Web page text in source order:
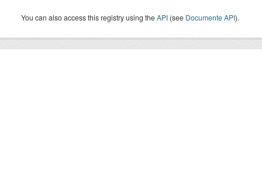
You can also access this registry using theAPI (see Documente API).